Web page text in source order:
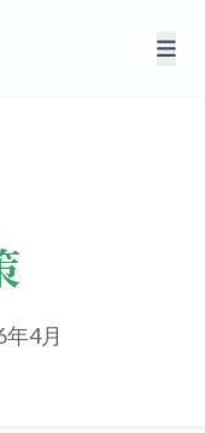
4月